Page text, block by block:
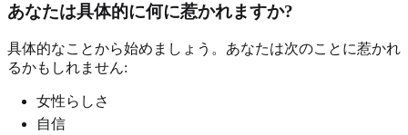
あなたは具体的に何に惹かれますか?
具体的なことから始めましょう。あなたは次のことに惹かれ
るかもしれません:
女性らしさ
自信